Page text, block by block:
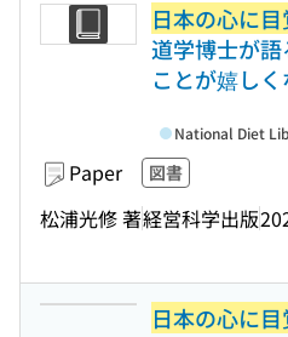
日本の心に
道学博士が
ことが嬉し
Paper 図書
松浦光修 著経営科学出版
National Diet
日本の心に